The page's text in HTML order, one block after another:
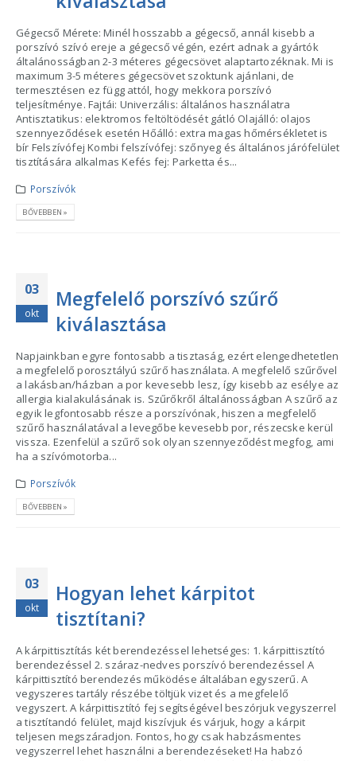
Gégecső Mérete: Minél hosszabb a gégecső, annál kisebb a
porszívó szívó ereje a gégecső végén, ezért adnak a gyártók
általánosságban 2-3 méteres gégecsövet alaptartozéknak. Mi is
maximum 3-5 méteres gégecsövet szoktunk ajánlani, de
termesztésen ez függ attól, hogy mekkora porszívó
teljesítménye. Fajtái: Univerzális: általános használatra
Antisztatikus: elektromos feltöltödését gátló Olajálló: olajos
szennyeződések esetén Hőálló: extra magas hőmérsékletet is
bír Felszívófej Kombi felszívófej: szőnyeg és általános járófelület
tisztítására alkalmas Kefés fej: Parketta és...
Porszívók
BŐVEBBEN »
03
okt
Megfelelő porszívó szűrő
kiválasztása
Napjainkban egyre fontosabb a tisztaság, ezért elengedhetetlen
a megfelelő porosztályú szűrő használata. A megfelelő szűrővel
a lakásban/házban a por kevesebb lesz, így kisebb az esélye az
allergia kialakulásának is. Szűrőkről általánosságban A szűrő az
egyik legfontosabb része a porszívónak, hiszen a megfelelő
szűrő használatával a levegőbe kevesebb por, részecske kerül
vissza. Ezenfelül a szűrő sok olyan szennyeződést megfog, ami
ha a szívómotorba...
Porszívók
BŐVEBBEN »
03
okt
Hogyan lehet kárpitot
tisztítani?
A kárpittisztítás két berendezéssel lehetséges: 1. kárpittisztító
berendezéssel 2. száraz-nedves porszívó berendezéssel A
kárpittisztító berendezés működése általában egyszerű. A
vegyszeres tartály részébe töltjük vizet és a megfelelő
vegyszert. A kárpittisztító fej segítségével beszórjuk vegyszerrel
a tisztítandó felület, majd kiszívjuk és várjuk, hogy a kárpit
teljesen megszáradjon. Fontos, hogy csak habzásmentes
vegyszerrel lehet használni a berendezéseket! Ha habzó